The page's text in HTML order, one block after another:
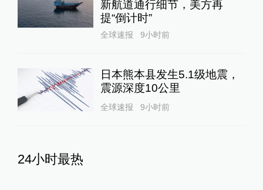
新航道通行细节，美方再
提“倒计时”
全球速报 9小时前
日本熊本县发生5.1级地震，
震源深度10公里
全球速报 9小时前
24小时最热